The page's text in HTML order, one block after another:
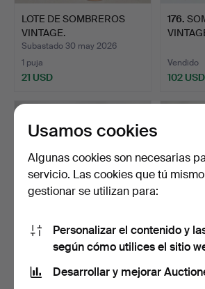
LOTE DE SOMBREROS
VINTAGE.
Subastado 30 may 2026
1 puja
21 USD
176.
Vendido
102 USD
BOLSO MAPPIN AND
WEBB Y OTRO MÁS.
375.
Usamos cookies
Algunas cookies son necesarias
servicio. Las cookies que tú
gestionar se utilizan para:
Personalizar el contenido y
según cómo utilices el sitio
Desarrollar y mejorar